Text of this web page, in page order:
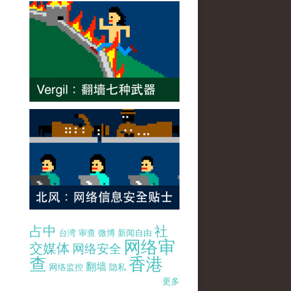
占中 台湾 审查 微博 新闻自由 社
交媒体 网络安全 网络审
查 网络监控 翻墙 隐私 香港
更多